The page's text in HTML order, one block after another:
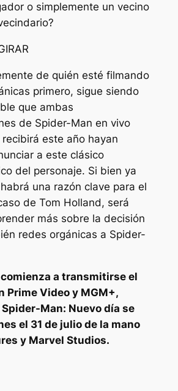
o simplemente un vecino
de quién esté filmando
primero, sigue siendo
que ambas
de Spider-Man en vivo
este año hayan
a este clásico
del personaje. Si bien ya
una razón clave para el
de Tom Holland, será
más sobre la decisión
redes orgánicas a Spider-
a transmitirse el
Prime Video y MGM+,
Spider-Man: Nuevo día se
el 31 de julio de la mano
y Marvel Studios.